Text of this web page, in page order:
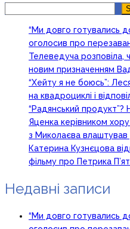
“Ми довго готувались
оголосив про
Телеведуча розповіла,
новим призначенням
“Хейту я не боюсь”:
на квадроциклі і
“Радянський продукт”?
Яценка керівником
з Миколаєва влаштував
Катерина Кузнєцова
фільму про Петрика
Недавні записи
“Ми довго готувались